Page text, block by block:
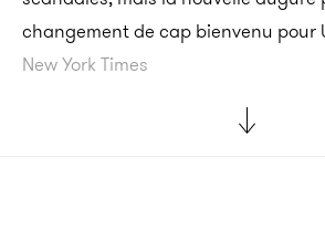
changement de cap bienvenu pour
New York Times